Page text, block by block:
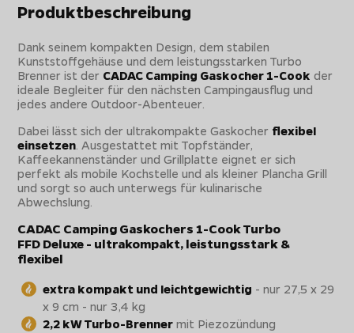
Produktbeschreibung
Dank seinem kompakten Design, dem stabilen
Kunststoffgehäuse und dem leistungsstarken Turbo
Brenner ist der CADAC Camping Gaskocher 1-Cook der
ideale Begleiter für den nächsten Campingausflug und
jedes andere Outdoor-Abenteuer.
Dabei lässt sich der ultrakompakte Gaskocher flexibel
einsetzen . Ausgestattet mit Topfständer,
Kaffeekannenständer und Grillplatte eignet er sich
perfekt als mobile Kochstelle und als kleiner Plancha Grill
und sorgt so auch unterwegs für kulinarische
Abwechslung.
CADAC Camping Gaskochers 1-Cook Turbo
FFD Deluxe - ultrakompakt, leistungsstark &
flexibel
extra kompakt und leichtgewichtig - nur 27,5 x 29
x 9 cm - nur 3,4 kg
2,2 kW Turbo-Brenner mit Piezozündung